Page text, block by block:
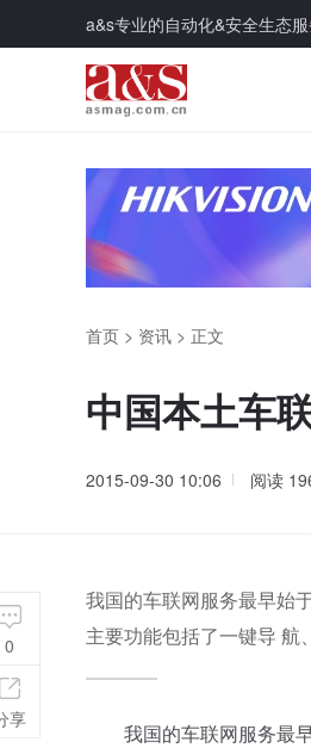
a&s专业的自动化&安全生态
首页 > 资讯 > 正文
中国本土车
2015-09-30 10:06 阅读
我国的车联网服务最早始
主要功能包括了一键导 航
我国的车联网服务最早
0
享